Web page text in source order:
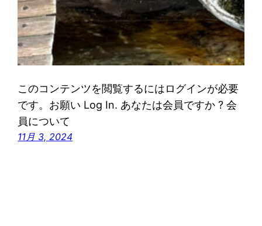
このコンテンツを閲覧するにはログインが必要
です。お願い Log In. あなたは会員ですか ? 会
員について
11月 3, 2024